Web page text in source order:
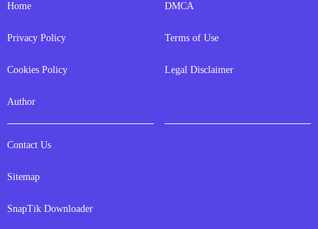
Home
Privacy Policy
Cookies Policy
Author
DMCA
Terms of Use
Legal Disclaimer
Contact Us
Sitemap
SnapTik Downloader